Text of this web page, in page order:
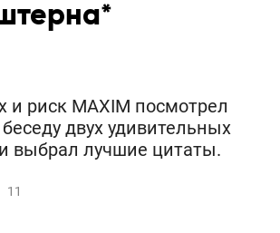
и риск MAXIM посмотрел
двух удивительных
выбрал лучшие цитаты.
11